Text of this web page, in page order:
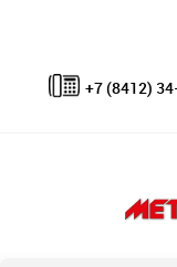
+7 (8412)